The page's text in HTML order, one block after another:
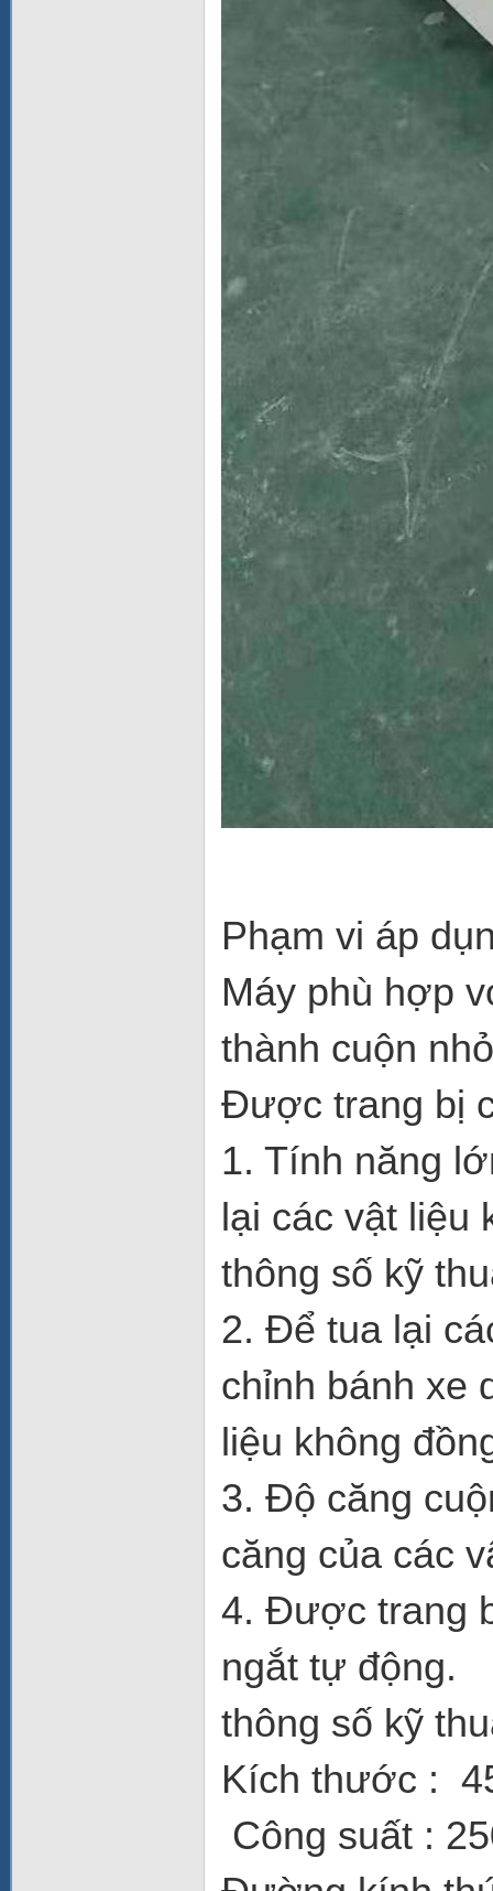
Phạm vi áp
Máy phù hợp
thành cuộn
Được trang bị
1. Tính năng
lại các vật liệu
thông số kỹ
2. Để tua lại
chỉnh bánh xe
liệu không
3. Độ căng
căng của các
4. Được trang
ngắt tự động.
thông số kỹ
Kích thước :
Công suất :